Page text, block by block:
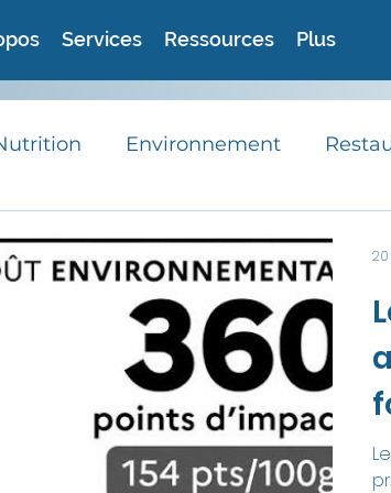
Services Ressources Plus
Environnement
durable RSE Avis d'experts
Actualités
20